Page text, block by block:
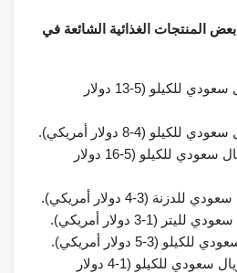
المنتجات الغذائية الشائعة في
20-50 ريال سعودي للكيلو (5-13 دولار
20-60 ريال سعودي للكيلو (5-16 دولار
5-15 ريال سعودي للكيلو (1-4 دولار